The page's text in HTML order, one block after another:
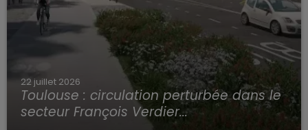
22 juillet 2026
Toulouse : circulation perturbée dans le
secteur François Verdier...